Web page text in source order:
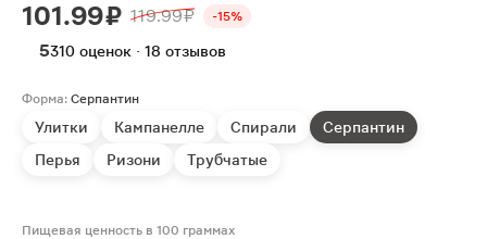
101.99 ₽ 119.99 ₽ -15%
5310 оценок · 18 отзывов
Форма: Серпантин
Улитки Кампанелле Спирали
Серпантин
Перья
Ризони Трубчатые
Пищевая ценность в 100 граммах